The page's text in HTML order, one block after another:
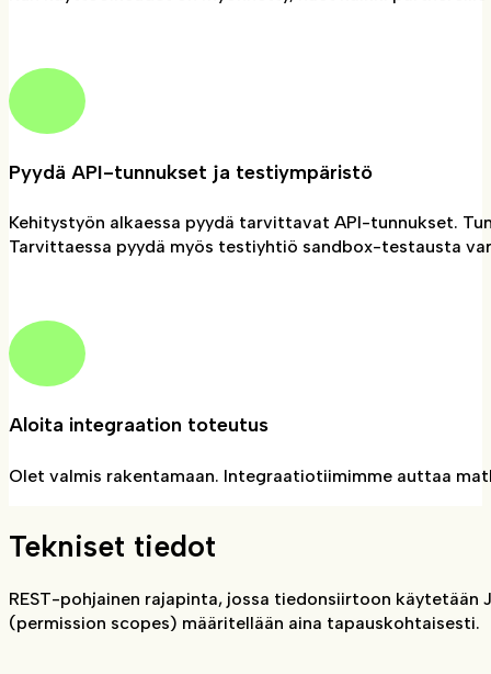
Pyydä API-tunnukset ja testiympäristö
Kehitystyön alkaessa pyydä tarvittavat API-tunnukset.
Tarvittaessa pyydä myös testiyhtiö sandbox-testausta
Aloita integraation toteutus
Olet valmis rakentamaan. Integraatiotiimimme auttaa
Tekniset tiedot
REST-pohjainen rajapinta, jossa tiedonsiirtoon
(permission scopes) määritellään aina tapauskohtaisesti.